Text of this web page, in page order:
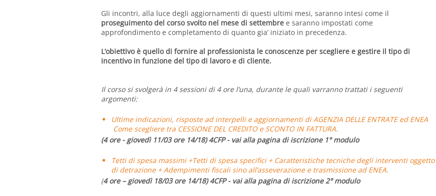
Gli incontri, alla luce degli aggiornamenti di questi ultimi mesi, saranno intesi come il
proseguimento del corso svolto nel mese di settembre e saranno impostati come
approfondimento e completamento di quanto gia’ iniziato in precedenza.
L’obiettivo è quello di fornire al professionista le conoscenze per scegliere e gestire il tipo di
incentivo in funzione del tipo di lavoro e di cliente.
Il corso si svolgerà in 4 sessioni di 4 ore l’una, durante le quali varranno trattati i seguenti
argomenti:
Ultime indicazioni, risposte ad interpelli e aggiornamenti di AGENZIA DELLE ENTRATE ed ENEA
Come scegliere tra CESSIONE DEL CREDITO e SCONTO IN FATTURA.
(4 ore - giovedì 11/03 ore 14/18) 4CFP - vai alla pagina di iscrizione 1° modulo
Tetti di spesa massimi +Tetti di spesa specifici + Caratteristiche tecniche degli interventi oggetto
di detrazione + Adempimenti fiscali sino all’asseverazione e trasmissione ad ENEA.
(4 ore – giovedì 18/03 ore 14/18) 4CFP - vai alla pagina di iscrizione 2° modulo